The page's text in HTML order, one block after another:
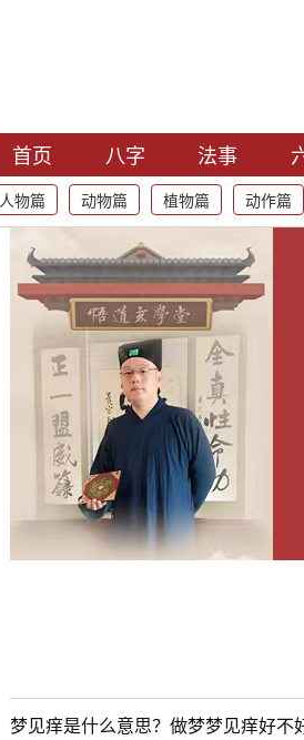
首页 八字 法事
人物篇 动物篇 植物篇 动作篇
梦见痒是什么意思？做梦梦见痒好